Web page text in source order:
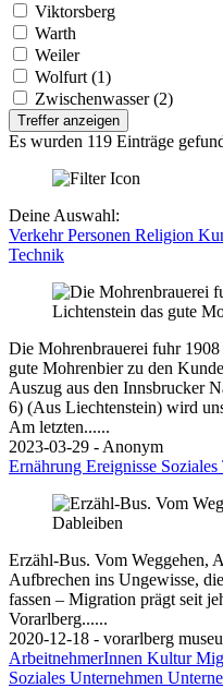
Viktorsberg
Warth
Weiler
Wolfurt (1)
Zwischenwasser (2)
Treffer anzeigen
Es wurden 119 Einträge
Deine Auswahl:
VerkehrPersonen Religion
Technik
Die Mohrenbrauerei fuhr
gute Mohrenbier zu den
Auszug aus den Innsbrucker
6) (Aus Liechtenstein) wird
Am letzten......
2023-03-29 - Anonym
Ernährung Ereignisse Soziales
Erzähl-Bus. Vom Weggehen,
Aufbrechen ins Ungewisse,
fassen – Migration prägt seit
Vorarlberg......
2020-12-18 - vorarlberg
ArbeitnehmerInnen Kultur
Soziales Unternehmen